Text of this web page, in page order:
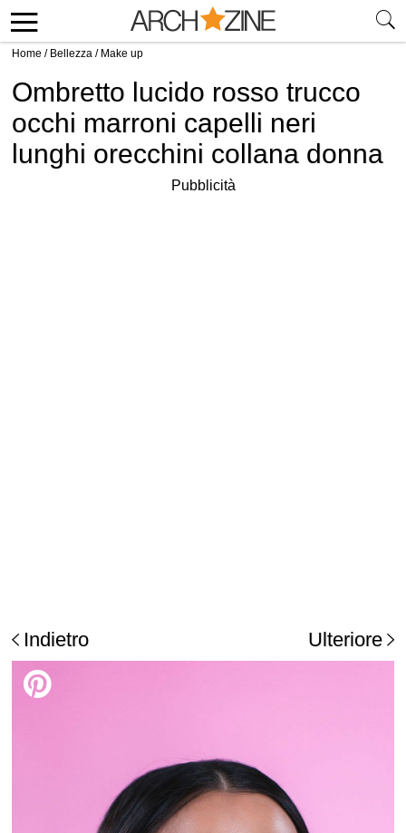
Home / Bellezza / Make up
Ombretto lucido rosso trucco
occhi marroni capelli neri
lunghi orecchini collana donna
Pubblicità
Indietro Ulteriore